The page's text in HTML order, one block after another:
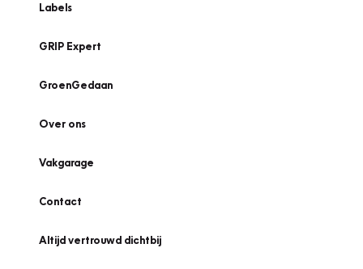
Labels
GRIP Expert
GroenGedaan
Over ons
Vakgarage
Contact
Altijd vertrouwd dichtbij